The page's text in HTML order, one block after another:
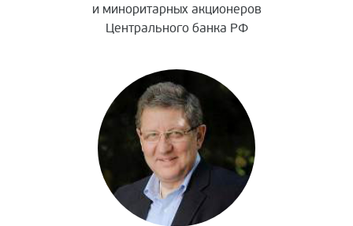
и миноритарных акционеров
Центрального банка РФ